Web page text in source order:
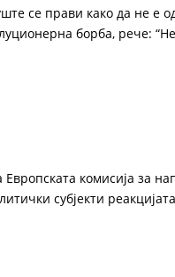
се прави како да не е
борба, рече:
комисија за
субјекти